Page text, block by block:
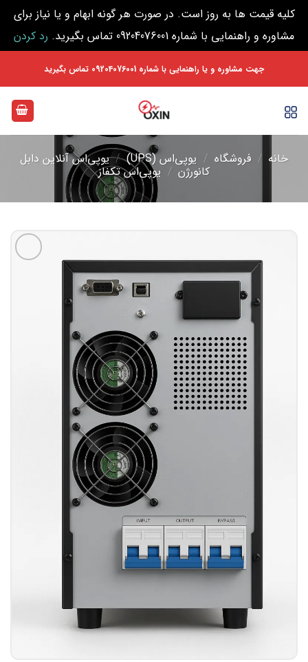
کلیه قیمت ها به روز است. در صورت هر گونه ابهام و یا نیاز برای
مشاوره و راهنمایی با شماره 09204076001 تماس بگیرید.
رد کردن
جهت مشاوره و یا راهنمایی با شماره 09204076001 تماس بگیرید
خانه / فروشگاه / یوپی‌اس (UPS) / یوپی‌اس آنلاین دابل
کانورژن / یوپی‌اس تکفاز